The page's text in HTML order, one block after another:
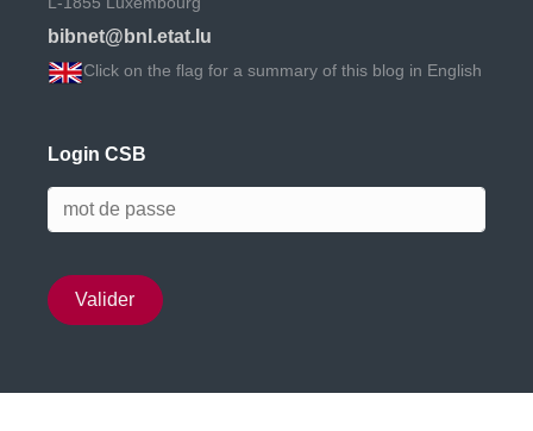
bibnet@bnl.etat.lu
Click on the flag for a summary of this blog in English
Login CSB